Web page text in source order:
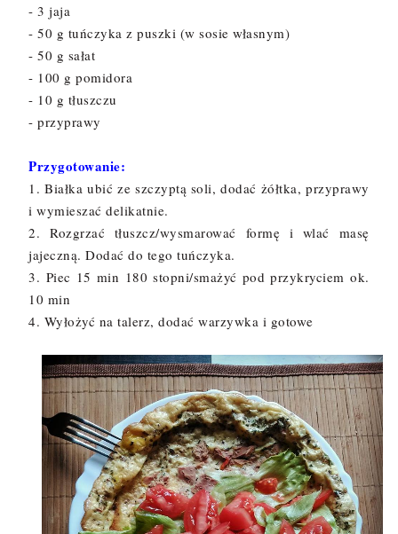
- 3 jaja
- 50 g tuńczyka z puszki (w sosie własnym)
- 50 g sałat
- 100 g pomidora
- 10 g tłuszczu
- przyprawy
Przygotowanie:
1. Białka ubić ze szczyptą soli, dodać żółtka, przyprawy
i wymieszać delikatnie.
2. Rozgrzać tłuszcz/wysmarować formę i wlać masę
jajeczną. Dodać do tego tuńczyka.
3. Piec 15 min 180 stopni/smażyć pod przykryciem ok.
10 min
4. Wyłożyć na talerz, dodać warzywka i gotowe